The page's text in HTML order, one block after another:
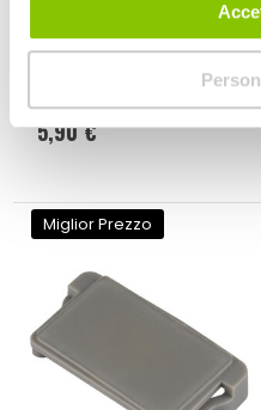
- PHONOCAR
5,90 €
Miglior Prezzo